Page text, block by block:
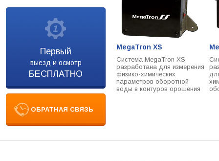
Первый
выезд и осмотр
БЕСПЛАТНО
ОБРАТНАЯ СВЯЗЬ
MegaTron XS
Система MegaTron XS
разработана для измерения
физико-химических
параметров оборотной
воды в контуров орошения